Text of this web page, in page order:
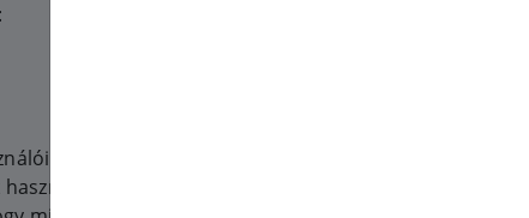
(ügyfeleink illetve
személyes adatait.